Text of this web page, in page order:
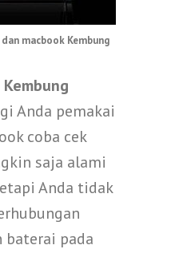
macbook Kembung
Anda pemakai
coba cek
saja alami
Anda tidak
baterai pada